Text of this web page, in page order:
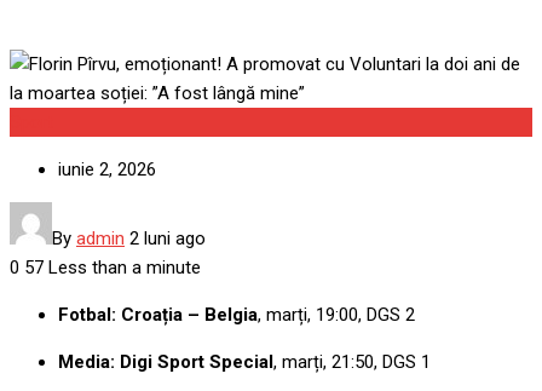
iunie 2, 2026
By admin 2 luni ago
0 57 Less than a minute
Fotbal: Croația – Belgia, marți, 19:00, DGS 2
Media: Digi Sport Special, marți, 21:50, DGS 1